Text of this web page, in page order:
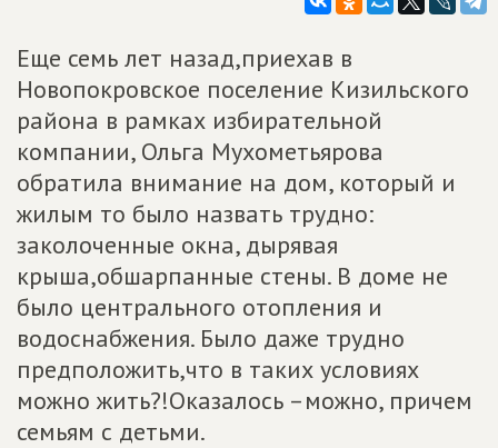
Еще семь лет назад,приехав в
Новопокровское поселение Кизильского
района в рамках избирательной
компании, Ольга Мухометьярова
обратила внимание на дом, который и
жилым то было назвать трудно:
заколоченные окна, дырявая
крыша,обшарпанные стены. В доме не
было центрального отопления и
водоснабжения. Было даже трудно
предположить,что в таких условиях
можно жить?!Оказалось –можно, причем
семьям с детьми.